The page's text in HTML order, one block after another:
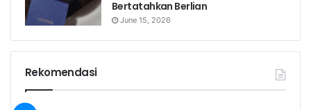
Bertatahkan Berlian
June 15, 2026
Rekomendasi